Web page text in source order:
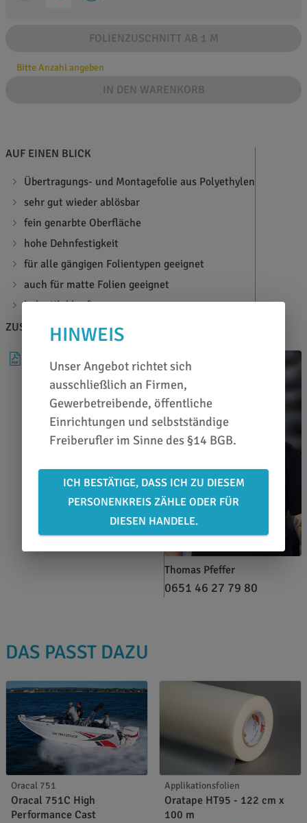
FOLIENZUSCHNITT AB 1 M
Bitte Anzahl angeben
IN DEN WARENKORB
AUF EINEN BLICK
Übertragungs- und Montagefolie aus Polyethylen
sehr gut wieder ablösbar
fein genarbte Oberfläche
hohe Dehnfestigkeit
für alle gängigen Folientypen geeignet
auch für matte Folien geeignet
hohe Klebkraft
ZUSATZINFOS
DATENBLATT
Thomas Pfeffer
0651 46 27 79 80
DAS PASST DAZU
Oracal 751
Oracal 751C High
Performance Cast
Applikationsfolien
Oratape HT95 - 122 cm x
100 m
HINWEIS
Unser Angebot richtet sich
ausschließlich an Firmen,
Gewerbetreibende, öffentliche
Einrichtungen und selbstständige
Freiberufler im Sinne des §14 BGB.
ICH BESTÄTIGE, DASS ICH ZU DIESEM
PERSONENKREIS ZÄHLE ODER FÜR
DIESEN HANDELE.